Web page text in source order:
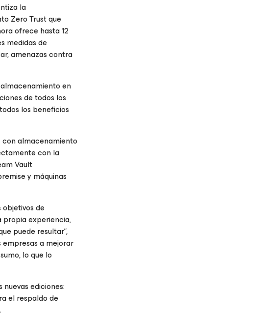
la
Zero Trust que
ofrece hasta 12
medidas de
amenazas contra
en
de todos los
los beneficios
con almacenamiento
con la
Vault
y máquinas
de
propia experiencia,
puede resultar”,
empresas a mejorar
lo que lo
ediciones:
el respaldo de